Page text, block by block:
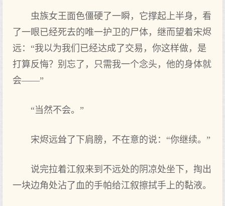
虫族女王面色僵硬了一瞬，它撑起上半身，看
了一眼已经死去的唯一护卫的尸体，继而望着宋烬
远：“我以为我们已经达成了交易，你这样做，是
打算反悔？别忘了，只需我一个念头，他的身体就
会——”
“当然不会。”
宋烬远耸了下肩膀，不在意的说：“你继续。”
说完拉着江叙来到不远处的阴凉处坐下，掏出
一块边角处沾了血的手帕给江叙擦拭手上的黏液。